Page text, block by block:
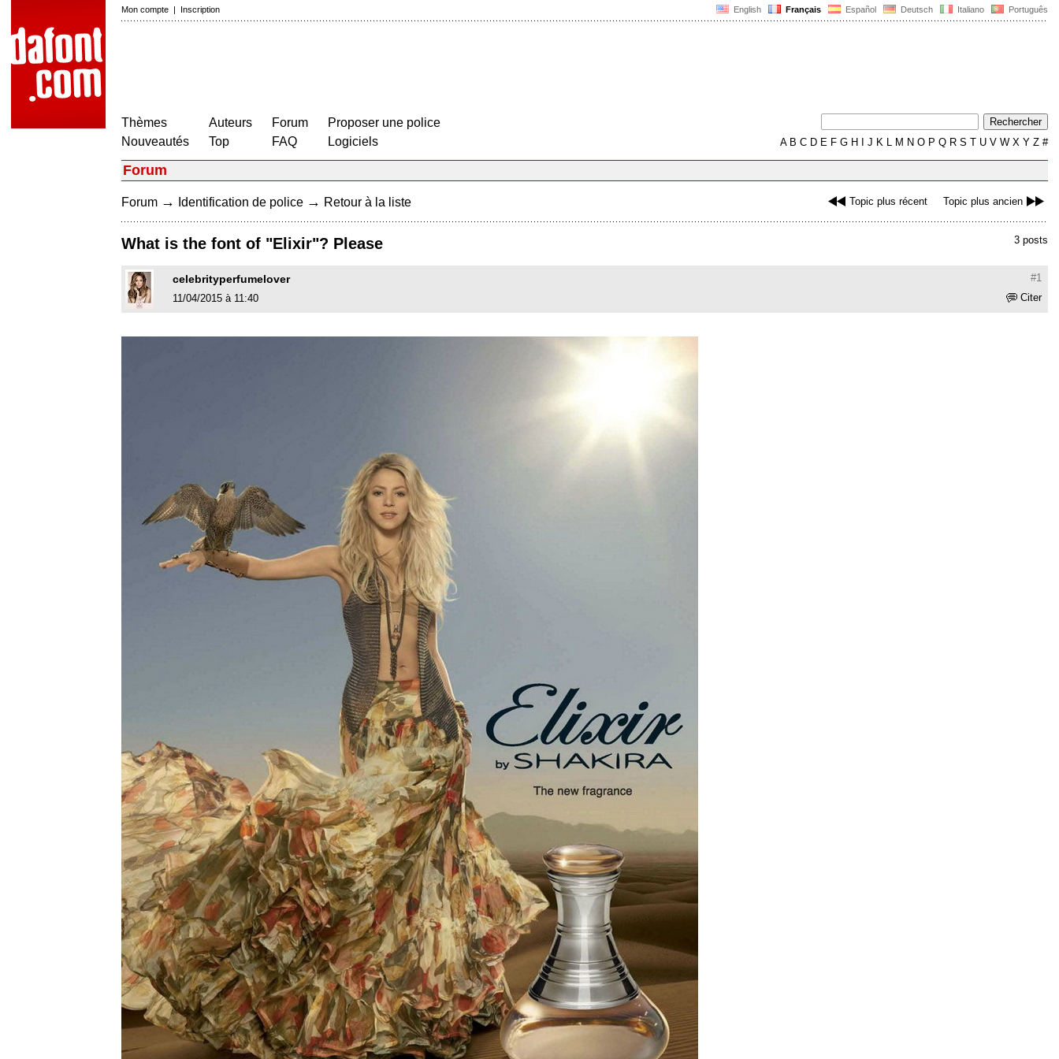
English Français Español Deutsch Italiano Português
Mon compte | Inscription
Thèmes
Nouveautés
Auteurs
Top
Forum
FAQ
Proposer une police
Logiciels
AB C D E F G H J K L M N O P Q R S T U V W X Y Z #
Forum
Topic plus récent Topic plus ancien
Forum → Identification de police → Retour à la liste
3 posts
What is the font of "Elixir"? Please
#1
celebrityperfumelover
Citer
11/04/2015 à 11:40